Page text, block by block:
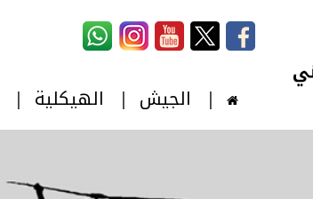
الجيش الهيكلية